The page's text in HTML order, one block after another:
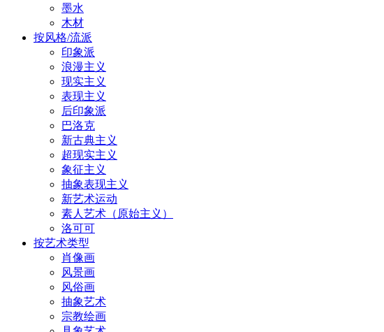
墨水
木材
按风格/流派
印象派
浪漫主义
现实主义
表现主义
后印象派
巴洛克
新古典主义
超现实主义
象征主义
抽象表现主义
新艺术运动
素人艺术（原始主义）
洛可可
按艺术类型
肖像画
风景画
风俗画
抽象艺术
宗教绘画